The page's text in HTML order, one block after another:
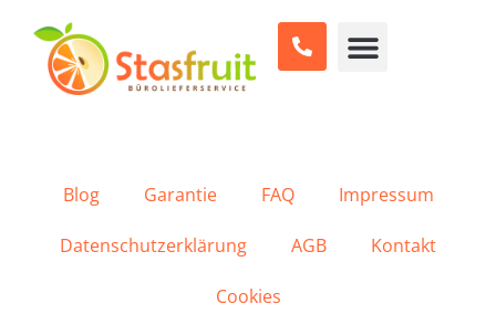
optisch ein Genuss….ich bin sehr zufrieden.
Liebe Grüße Ramona Jacobs
Blog Garantie FAQ Impressum
Datenschutzerklärung AGB Kontakt
Cookies